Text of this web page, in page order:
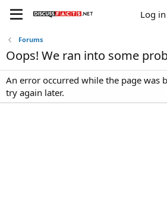
Log in
Forums
Oops! We ran into some
An error occurred while the page was
try again later.